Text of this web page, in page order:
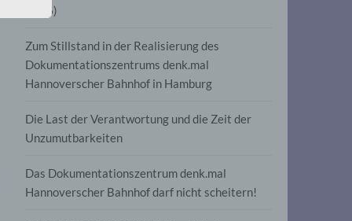
2026)
Zum Stillstand in der Realisierung des
Dokumentationszentrums denk.mal
Hannoverscher Bahnhof in Hamburg
Die Last der Verantwortung und die Zeit der
Unzumutbarkeiten
Das Dokumentationszentrum denk.mal
Hannoverscher Bahnhof darf nicht scheitern!